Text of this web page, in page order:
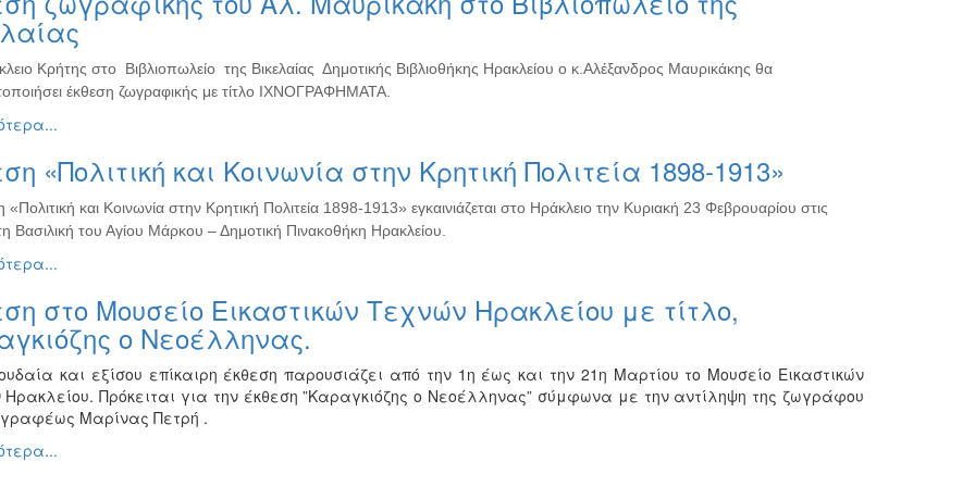
Κρήτης στο Βιβλιοπωλείο της Βικελαίας Δημοτικής Βιβλιοθήκης Ηρακλείου ο κ.Αλέξανδρος Μαυρικάκης θα
έκθεση ζωγραφικής με τίτλο ΙΧΝΟΓΡΑΦΗΜΑΤΑ.
«Πολιτική και Κοινωνία στην Κρητική Πολιτεία 1898-1913»
και Κοινωνία στην Κρητική Πολιτεία 1898-1913» εγκαινιάζεται στο Ηράκλειο την Κυριακή 23 Φεβρουαρίου στις
Βασιλική του Αγίου Μάρκου – Δημοτική Πινακοθήκη Ηρακλείου.
στο Μουσείο Εικαστικών Τεχνών Ηρακλείου με τίτλο,
ο Νεοέλληνας.
και εξίσου επίκαιρη έκθεση παρουσιάζει από την 1η έως και την 21η Μαρτίου το Μουσείο Εικαστικών
Πρόκειται για την έκθεση ”Καραγκιόζης ο Νεοέλληνας” σύμφωνα με την αντίληψη της ζωγράφου
Μαρίνας Πετρή .